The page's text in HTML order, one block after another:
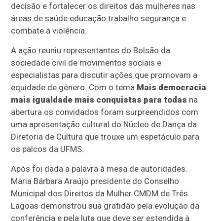
decisão e fortalecer os direitos das mulheres nas
áreas de saúde educação trabalho segurança e
combate à violência.
A ação reuniu representantes do Bolsão da
sociedade civil de movimentos sociais e
especialistas para discutir ações que promovam a
equidade de gênero. Com o tema Mais democracia
mais igualdade mais conquistas para todas na
abertura os convidados foram surpreendidos com
uma apresentação cultural do Núcleo de Dança da
Diretoria de Cultura que trouxe um espetáculo para
os palcos da UFMS.
Após foi dada a palavra à mesa de autoridades.
Maria Bárbara Araújo presidente do Conselho
Municipal dos Direitos da Mulher CMDM de Três
Lagoas demonstrou sua gratidão pela evolução da
conferência e pela luta que deve ser estendida à